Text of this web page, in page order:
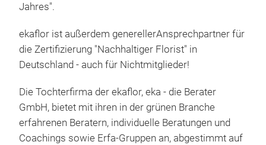
Jahres".
ekaflor ist außerdem generellerAnsprechpartner für
die Zertifizierung "Nachhaltiger Florist" in
Deutschland - auch für Nichtmitglieder!
Die Tochterfirma der ekaflor, eka - die Berater
GmbH, bietet mit ihren in der grünen Branche
erfahrenen Beratern, individuelle Beratungen und
Coachings sowie Erfa-Gruppen an, abgestimmt auf